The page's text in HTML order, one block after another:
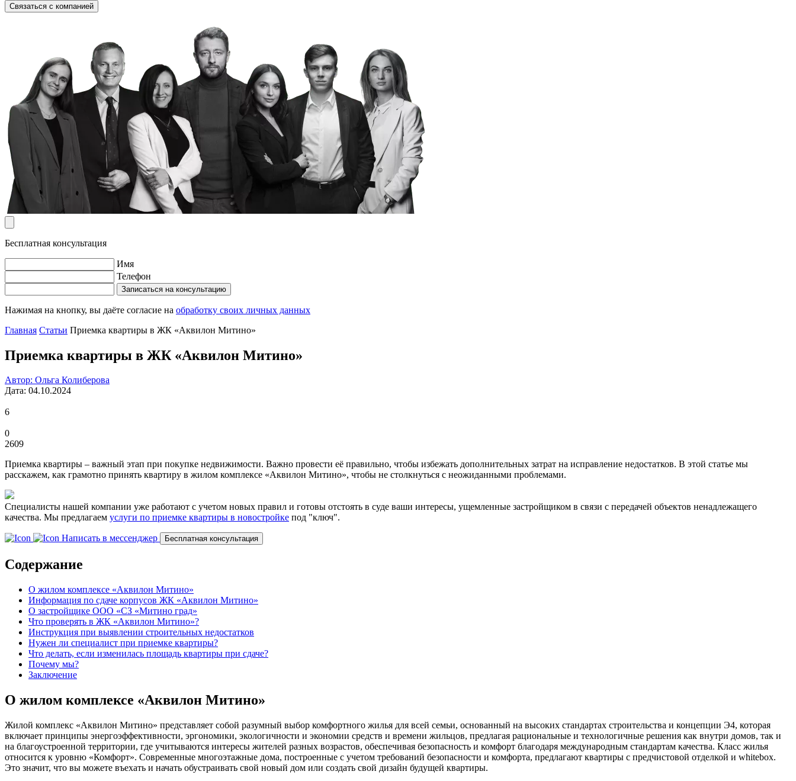
Связаться с компанией
Бесплатная консультация
Имя
Телефон
Записаться на консультацию
Нажимая на кнопку, вы даёте согласие на обработку своих личных данных
Главная Статьи Приемка квартиры в ЖК «Аквилон Митино»
Приемка квартиры в ЖК «Аквилон Митино»
Автор: Ольга Колиберова
Дата: 04.10.2024
6
0
2609
Приемка квартиры – важный этап при покупке недвижимости. Важно провести её правильно, чтобы избежать дополнительных затрат на исправление недостатков. В этой статье мы
расскажем, как грамотно принять квартиру в жилом комплексе «Аквилон Митино», чтобы не столкнуться с неожиданными проблемами.
Специалисты нашей компании уже работают с учетом новых правил и готовы отстоять в суде ваши интересы, ущемленные застройщиком в связи с передачей объектов ненадлежащего
качества. Мы предлагаем услуги по приемке квартиры в новостройке под "ключ".
Написать в мессенджер Бесплатная консультация
Содержание
О жилом комплексе «Аквилон Митино»
Информация по сдаче корпусов ЖК «Аквилон Митино»
О застройщике ООО «СЗ «Митино град»
Что проверять в ЖК «Аквилон Митино»?
Инструкция при выявлении строительных недостатков
Нужен ли специалист при приемке квартиры?
Что делать, если изменилась площадь квартиры при сдаче?
Почему мы?
Заключение
О жилом комплексе «Аквилон Митино»
Жилой комплекс «Аквилон Митино» представляет собой разумный выбор комфортного жилья для всей семьи, основанный на высоких стандартах строительства и концепции Э4, которая
включает принципы энергоэффективности, эргономики, экологичности и экономии средств и времени жильцов, предлагая рациональные и технологичные решения как внутри домов, так и
на благоустроенной территории, где учитываются интересы жителей разных возрастов, обеспечивая безопасность и комфорт благодаря международным стандартам качества. Класс жилья
относится к уровню «Комфорт». Современные многоэтажные дома, построенные с учетом требований безопасности и комфорта, предлагают квартиры с предчистовой отделкой и whitebox.
Это значит, что вы можете въехать и начать обустраивать свой новый дом или создать свой дизайн будущей квартиры.